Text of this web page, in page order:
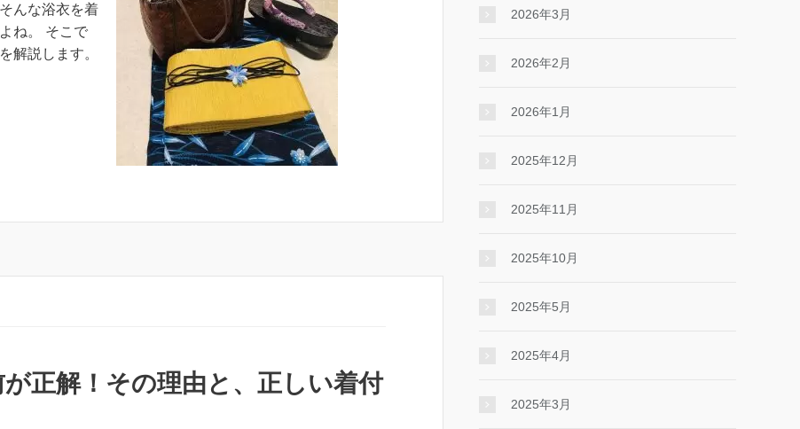
んな浴衣を着
ね。 そこで
解説します。
正解！その理由と、正しい着付
2026年3月
2026年2月
2026年1月
2025年12月
2025年11月
2025年10月
2025年5月
2025年4月
2025年3月